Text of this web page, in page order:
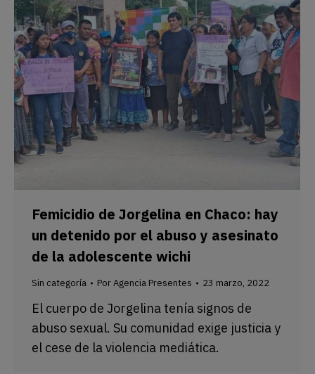
Femicidio de Jorgelina en Chaco: hay
un detenido por el abuso y asesinato
de la adolescente wichi
Sin categoría PorAgencia Presentes 23 marzo, 2022
El cuerpo de Jorgelina tenía signos de
abuso sexual. Su comunidad exige justicia y
el cese de la violencia mediática.